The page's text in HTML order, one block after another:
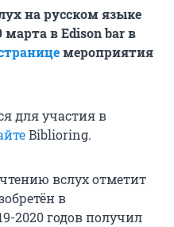
на русском языке
марта в Edison bar в
мероприятия
для участия в
Biblioring.
вслух отметит
в
2020 годов получил